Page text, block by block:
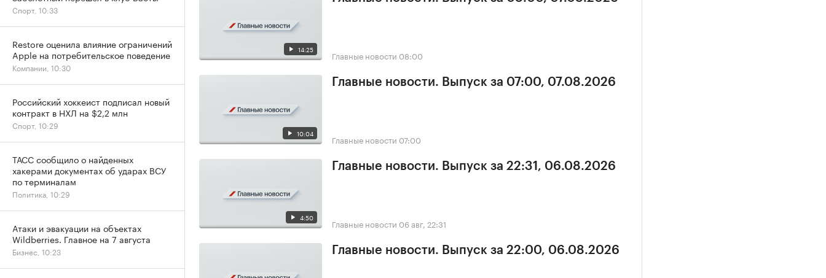
14:25 Главные новости 08:00
10:04
Главные новости. Выпуск за 07:00, 07.08.2026
Главные новости 07:00
4:50
Главные новости. Выпуск за 22:31, 06.08.2026
Главные новости 06 авг, 22:31
Главные новости. Выпуск за 22:00, 06.08.2026
Спорт, 10:33
Restore оценила влияние ограничений
Apple на потребительское поведение
Компании, 10:30
Российский хоккеист подписал новый
контракт в НХЛ на $2,2 млн
Спорт, 10:29
ТАСС сообщило о найденных
хакерами документах об ударах ВСУ
по терминалам
Политика, 10:29
Атаки и эвакуации на объектах
Wildberries. Главное на 7 августа
Бизнес, 10:23